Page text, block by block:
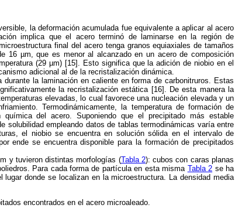
la deformación acumulada fue equivalente a aplicar al acero
implica que el acero terminó de laminarse en la región de
final del acero tenga granos equiaxiales de tamaños
16 µm, que es menor al alcanzado en un acero de composición
(29 µm) [15]. Esto significa que la adición de niobio en el
adicional al de la recristalización dinámica.
la laminación en caliente en forma de carbonitruros. Estas
la recristalización estática [16]. De esta manera la
elevadas, lo cual favorece una nucleación elevada y un
Termodinámicamente, la temperatura de formación de
del acero. Suponiendo que el precipitado más estable
solubilidad empleando datos de tablas termodinámicas varía entre
el niobio se encuentra en solución sólida en el intervalo de
ende se encuentra disponible para la formación de precipitados
y tuvieron distintas morfologías (Tabla 2): cubos con caras planas
Para cada forma de partícula en esta misma Tabla 2 se ha
donde se localizan en la microestructura. La densidad media
encontrados en el acero microaleado.